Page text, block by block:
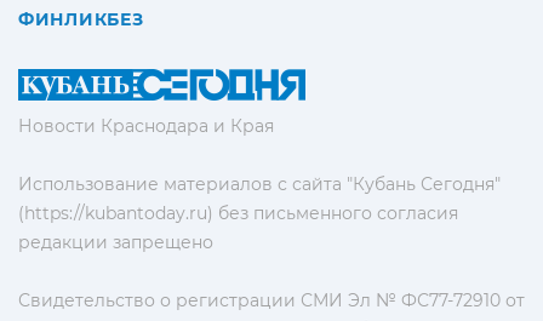
Новости Краснодара и Края
Использование материалов с сайта "Кубань Сегодня"
(https://kubantoday.ru) без письменного согласия
редакции запрещено
Свидетельство о регистрации СМИ Эл № ФС77-72910 от
ФИНЛИКБЕЗ